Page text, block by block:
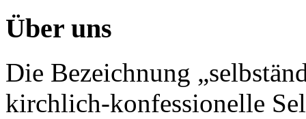
Über uns
Die Bezeichnung
kirchlich-konfessionelle